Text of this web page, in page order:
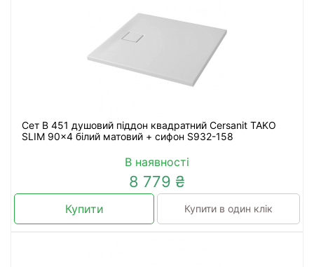
Сет B 451 душовий піддон квадратний Cersanit TAKO
SLIM 90x4 білий матовий + сифон S932-158
В наявності
8 779 ₴
Купити Купити в один клік